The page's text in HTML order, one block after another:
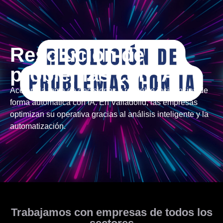
Resolución de
problemas con IA
Acelera la toma de decisiones y resuelve incidencias de
forma automática con IA. En Valladolid, las empresas
optimizan su operativa gracias al análisis inteligente y la
automatización.
Trabajamos con empresas de todos los